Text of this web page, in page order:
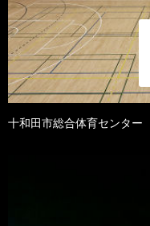
十和田市総合体育センター